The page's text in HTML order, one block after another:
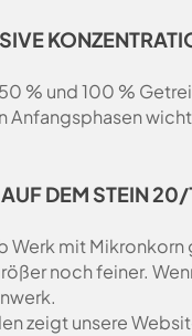
% und 100 %
Anfangsphasen
AUF DEM STEIN
Werk mit
noch feiner.
zeigt unsere